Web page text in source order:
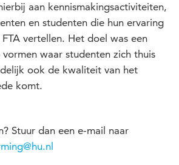
aan kennismakingsactiviteiten,
en studenten die hun ervaring
vertellen. Het doel was een
vormen waar studenten zich thuis
ook de kwaliteit van het
komt.
Stuur dan een e-mail naar